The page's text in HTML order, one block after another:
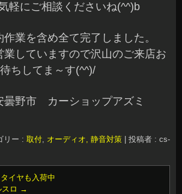
軽にご相談くださいね(^^)b
業を含め全て完了しました。
業していますので沢山のご来店お
待ちしてま～す(^^)/
野市 カーショップアズミ
リー : 取付, オーディオ, 静音対策
投稿者 : cs-
イヤも入荷中
ロ →